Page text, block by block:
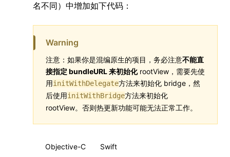
名不同）中增加如下代码：
Warning
注意：如果你是混编原生的项目，务必注意不能直
接指定 bundleURL 来初始化rootView，需要先使
用initWithDelegate方法来初始化 bridge，然
后使用initWithBridge方法来初始化
rootView。否则热更新功能可能无法正常工作。
Objective-C Swift